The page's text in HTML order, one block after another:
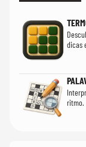
dicas
ritmo.